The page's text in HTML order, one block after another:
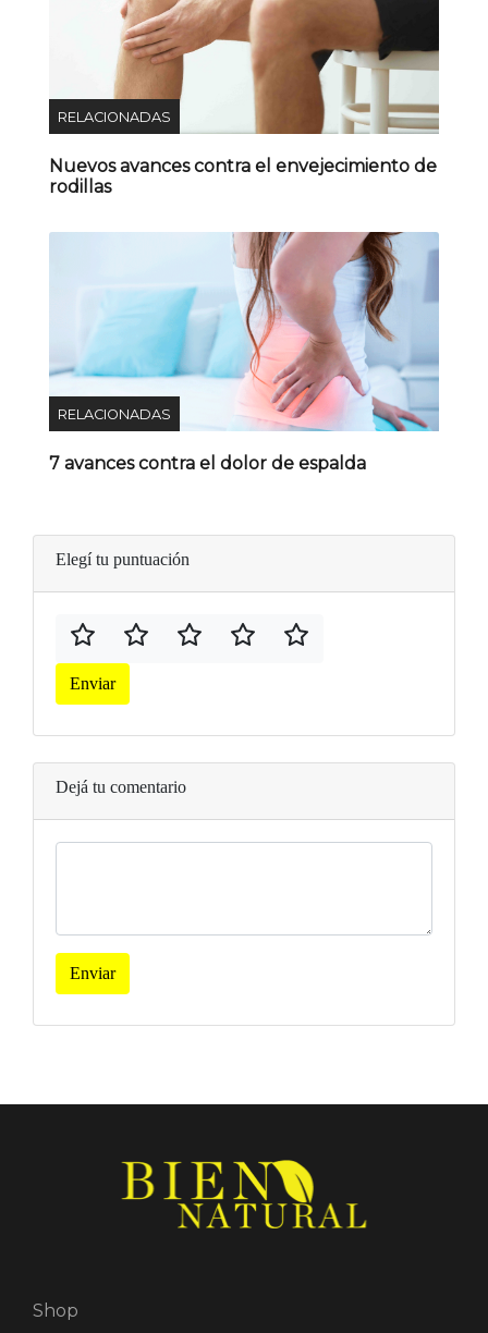
RELACIONADAS
Nuevos avances contra el envejecimiento de
rodillas
RELACIONADAS
7 avances contra el dolor de espalda
Elegí tu puntuación
Enviar
Dejá tu comentario
Enviar
Shop